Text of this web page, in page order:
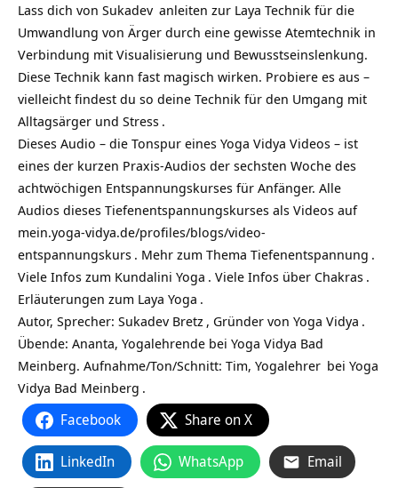
Lass dich von Sukadev anleiten zur Laya Technik für die
Umwandlung von Ärger durch eine gewisse Atemtechnik in
Verbindung mit Visualisierung und Bewusstseinslenkung.
Diese Technik kann fast magisch wirken. Probiere es aus –
vielleicht findest du so deine Technik für den Umgang mit
Alltagsärger und Stress .
Dieses Audio – die Tonspur eines Yoga Vidya Videos – ist
eines der kurzen Praxis-Audios der sechsten Woche des
achtwöchigen Entspannungskurses für Anfänger. Alle
Audios dieses Tiefenentspannungskurses als Videos auf
mein.yoga-vidya.de/profiles/blogs/video-
entspannungskurs . Mehr zum Thema Tiefenentspannung .
Viele Infos zum Kundalini Yoga . Viele Infos über Chakras .
Erläuterungen zum Laya Yoga .
Autor, Sprecher: Sukadev Bretz , Gründer von Yoga Vidya .
Übende: Ananta, Yogalehrende bei Yoga Vidya Bad
Meinberg. Aufnahme/Ton/Schnitt: Tim, Yogalehrer bei Yoga
Vidya Bad Meinberg .
Facebook Share on X
LinkedIn WhatsApp Email